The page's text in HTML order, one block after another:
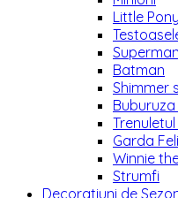
Little Pony
Superman
Batman
Shimmer
Garda
Winnie
Strumfi
Decoratiuni de